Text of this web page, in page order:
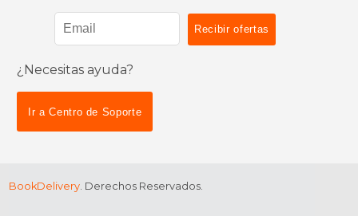
¿Necesitas ayuda?
Ir a Centro de Soporte
BookDelivery. Derechos Reservados.